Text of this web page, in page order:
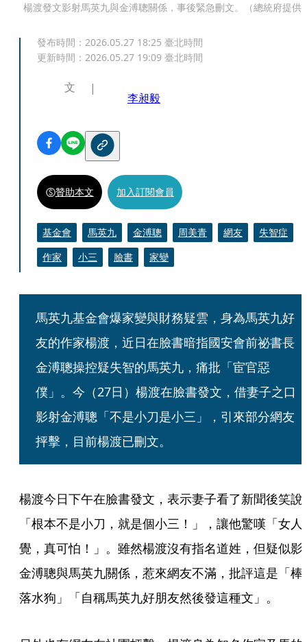
楊渡發文影射馬英九與金溥聰關係，事後緊急刪文。（總統府提供
發布時間： 2026.05.27 18:25 臺北時間
更新時間： 2026.05.27 19:09 臺北時間
文
李昶毅
贊助本文 加入訂閱會員
基金會 馬英九 金溥聰 周美青 網友
失智症
作家
小三 臉書 家變
馬英九基金會爆家變與財務疑雲，身為馬英九好
友的作家楊渡，近日在臉書暗指國安會前祕書長
金溥聰操控疑失智的馬英九，痛批「宦官惡
僕」。今（27日）楊渡在臉書發文，借妻子之口
影射金溥聰「不是小刀是小三」，引來部分網友
抨擊，目前楊渡已刪文。
楊渡今日下午在臉書發文，表示妻子看了新聞後笑說
「根本不是小刀，就是個小三！」，讓他驚嘆「女人
覺，真可怕！」。雖然楊渡沒有指名道姓，但疑似影
金溥聰與馬英九關係，惹來網友不滿，批評這是「棒
落水狗」「自稱馬英九好朋友然後發這種文」。